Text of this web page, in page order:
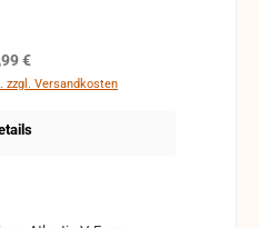
Preis:
€
zzgl. Versandkosten